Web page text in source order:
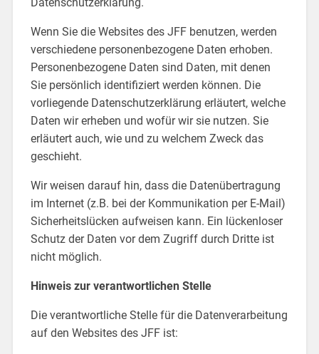
Wenn Sie die Websites des JFF benutzen, werden
verschiedene personenbezogene Daten erhoben.
Personenbezogene Daten sind Daten, mit denen
Sie persönlich identifiziert werden können. Die
vorliegende Datenschutzerklärung erläutert, welche
Daten wir erheben und wofür wir sie nutzen. Sie
erläutert auch, wie und zu welchem Zweck das
geschieht.
Wir weisen darauf hin, dass die Datenübertragung
im Internet (z.B. bei der Kommunikation per E-Mail)
Sicherheitslücken aufweisen kann. Ein lückenloser
Schutz der Daten vor dem Zugriff durch Dritte ist
nicht möglich.
Hinweis zur verantwortlichen Stelle
Die verantwortliche Stelle für die Datenverarbeitung
auf den Websites des JFF ist: